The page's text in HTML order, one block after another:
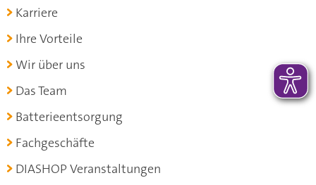
Karriere
Ihre Vorteile
Wir über uns
Das Team
Batterieentsorgung
Fachgeschäfte
DIASHOP Veranstaltungen